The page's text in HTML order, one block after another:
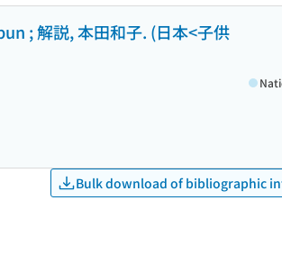
; 解説, 本田和子. (日本<子供
Bulk download of bibliographic